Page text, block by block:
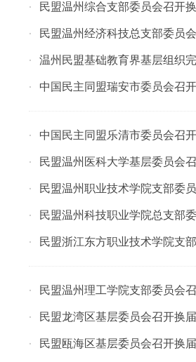
· 民盟温州综合支部委员会召开
· 民盟温州经济科技总支部委员
· 温州民盟基础教育界基层组织
· 中国民主同盟瑞安市委员会召
· 中国民主同盟乐清市委员会召
· 民盟温州医科大学基层委员会
· 民盟温州职业技术学院支部委
· 民盟温州科技职业学院总支部
· 民盟浙江东方职业技术学院支
· 民盟温州理工学院支部委员会
· 民盟龙湾区基层委员会召开换
· 民盟瓯海区基层委员会召开换